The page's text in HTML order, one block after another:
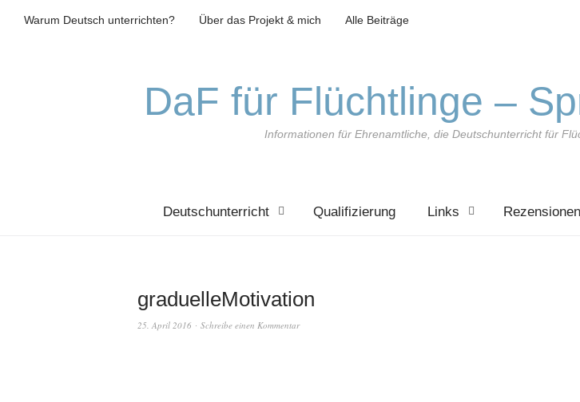
Warum Deutsch unterrichten? Über das Projekt & mich
Alle Beiträge
DaF für Flüchtlinge –
Informationen für Ehrenamtliche, die Deutschunterricht für
Deutschunterricht Qualifizierung Links Rezensionen
graduelleMotivation
25. April 2016 Schreibe einen Kommentar